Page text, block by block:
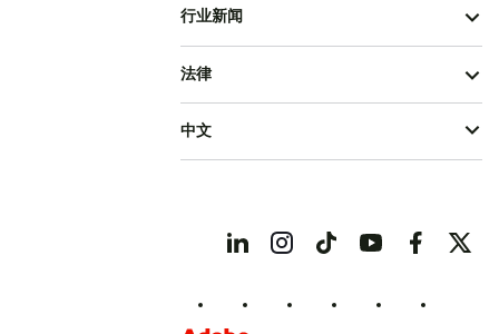
行业新闻
法律
中文